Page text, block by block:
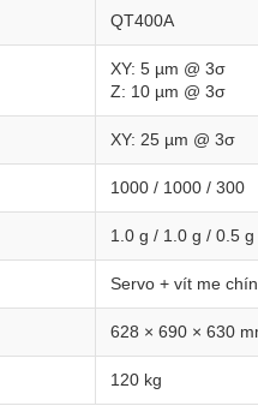
QT400A
XY: 5 µm @ 3σ
Z: 10 µm @ 3σ
XY: 25 µm @ 3σ
1000 / 1000 / 300
1.0 g / 1.0 g / 0.5 g
Servo + vít me
628 × 690 × 630
120 kg